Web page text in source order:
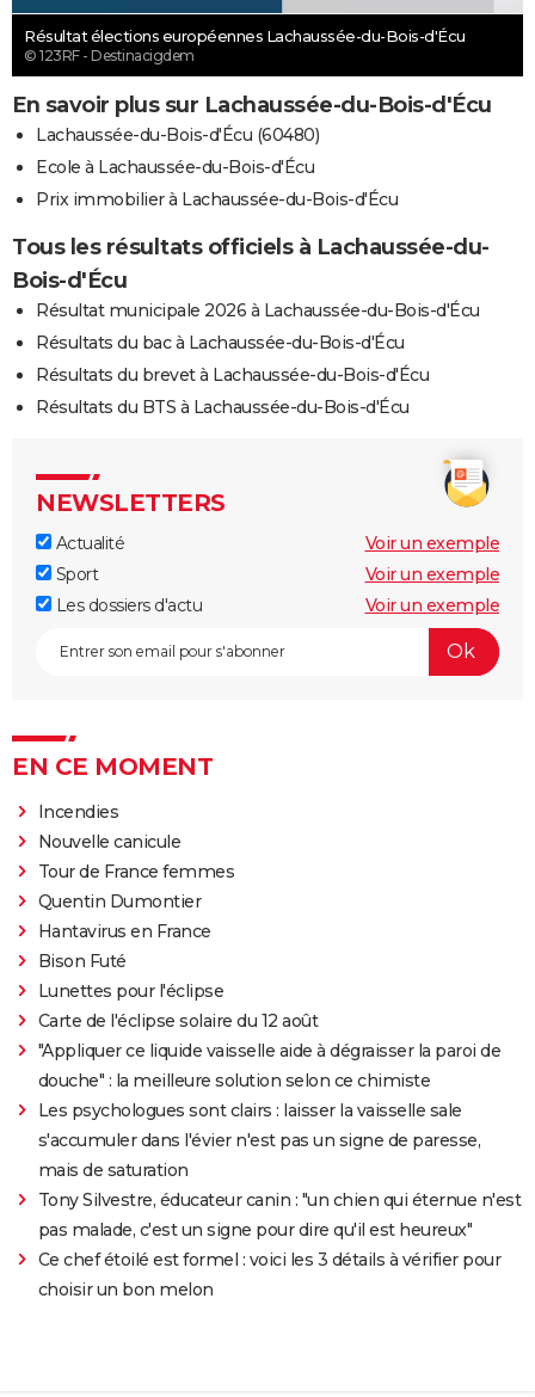
Résultat élections européennes Lachaussée-du-Bois-d'Écu
© 123RF - Destinacigdem
En savoir plus sur Lachaussée-du-Bois-d'Écu
Lachaussée-du-Bois-d'Écu (60480)
Ecole à Lachaussée-du-Bois-d'Écu
Prix immobilier à Lachaussée-du-Bois-d'Écu
Tous les résultats officiels à Lachaussée-du-
Bois-d'Écu
Résultat municipale 2026 à Lachaussée-du-Bois-d'Écu
Résultats du bac à Lachaussée-du-Bois-d'Écu
Résultats du brevet à Lachaussée-du-Bois-d'Écu
Résultats du BTS à Lachaussée-du-Bois-d'Écu
NEWSLETTERS
Actualité
Voir un exemple
Sport
Voir un exemple
Les dossiers d'actu
Voir un exemple
EN CE MOMENT
Incendies
Nouvelle canicule
Tour de France femmes
Quentin Dumontier
Hantavirus en France
Bison Futé
Lunettes pour l'éclipse
Carte de l'éclipse solaire du 12 août
"Appliquer ce liquide vaisselle aide à dégraisser la paroi de
douche" : la meilleure solution selon ce chimiste
Les psychologues sont clairs : laisser la vaisselle sale
s'accumuler dans l'évier n'est pas un signe de paresse,
mais de saturation
Tony Silvestre, éducateur canin : "un chien qui éternue n'est
pas malade, c'est un signe pour dire qu'il est heureux"
Ce chef étoilé est formel : voici les 3 détails à vérifier pour
choisir un bon melon